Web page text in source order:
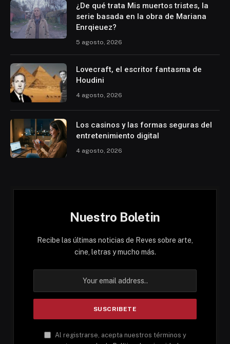
¿De qué trata Mis muertos tristes, la
serie basada en la obra de Mariana
Enrqieuez?
5 agosto, 2026
Lovecraft, el escritor fantasma de
Houdini
4 agosto, 2026
Los casinos y las formas seguras del
entretenimiento digital
4 agosto, 2026
Nuestro Boletin
Recibe las últimas noticias de Reves sobre arte,
cine, letras y mucho más.
Al registrarse, acepta nuestros términos y